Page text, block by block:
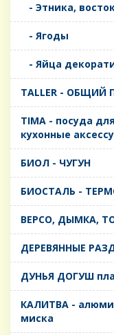
- Этника,
- Ягоды
- Яйца
TALLER - ОБЩИЙ
TIMA - посуда
кухонные
БИОЛ - ЧУГУН
БИОСТАЛЬ -
ВЕРСО, ДЫМКА,
ДЕРЕВЯННЫЕ
ДУНЬЯ ДОГУШ
КАЛИТВА -
миска